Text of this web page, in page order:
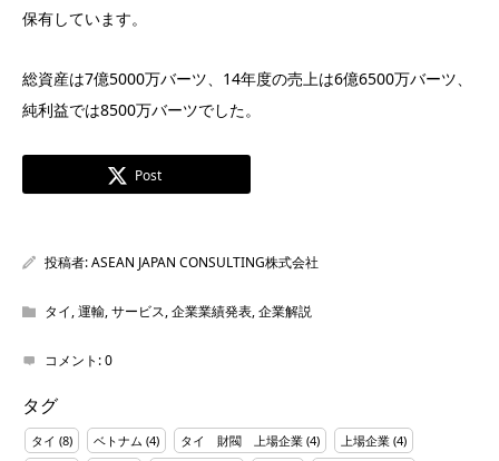
保有しています。
総資産は7億5000万バーツ、14年度の売上は6億6500万バーツ、
純利益では8500万バーツでした。
Post
投稿者:ASEAN JAPAN CONSULTING株式会社
タイ,運輸,サービス,企業業績発表,企業解説
コメント:0
タグ
タイ (8) ベトナム (4) タイ 財閥 上場企業 (4) 上場企業 (4)